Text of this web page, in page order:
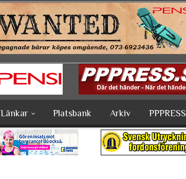
Länkar Platsbank Arkiv PPPRESS